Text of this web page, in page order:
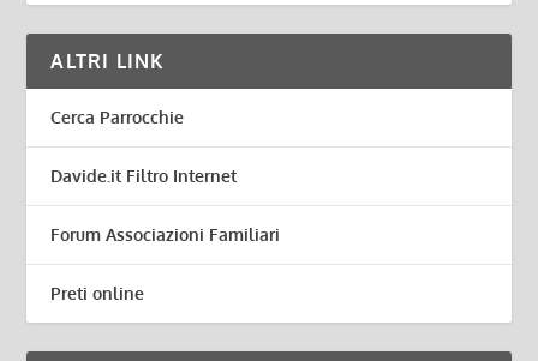
ALTRI LINK
Cerca Parrocchie
Davide.it Filtro Internet
Forum Associazioni Familiari
Preti online